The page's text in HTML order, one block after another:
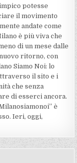
potesse
il movimento
andate come
è più viva che
di un mese dalle
ritorno, con
Siamo Noi: lo
il sito e i
che senza
di esserci ancora.
è
Ieri, oggi,